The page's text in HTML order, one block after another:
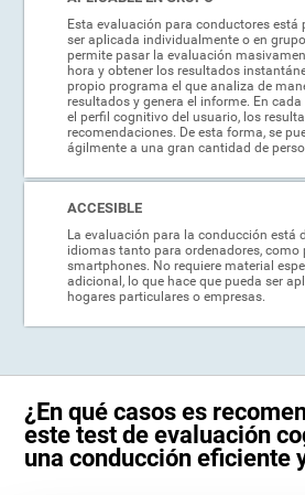
Esta evaluación para conductores está
ser aplicada individualmente o en
permite pasar la evaluación
hora y obtener los resultados
propio programa el que analiza de
resultados y genera el informe. En
el perfil cognitivo del usuario, los
recomendaciones. De esta forma, se
ágilmente a una gran cantidad de
ACCESIBLE
La evaluación para la conducción está
idiomas tanto para ordenadores, como
smartphones. No requiere material
adicional, lo que hace que pueda ser
hogares particulares o empresas.
¿En qué casos es
este test de evaluación
una conducción eficiente